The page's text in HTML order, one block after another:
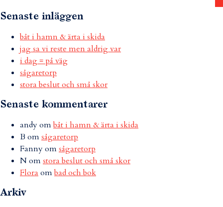
Senaste inläggen
båt i hamn & ärta i skida
jag sa vi reste men aldrig var
i dag = på väg
sågaretorp
stora beslut och små skor
Senaste kommentarer
andyombåt i hamn & ärta i skida
B omsågaretorp
Fannyomsågaretorp
Nomstora beslut och små skor
Flora ombad och bok
Arkiv